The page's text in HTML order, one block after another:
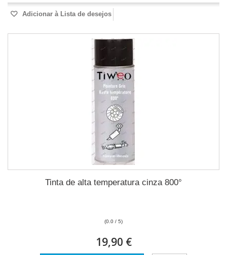
Adicionar à Lista de desejos
Tinta de alta temperatura cinza 800°
(0.0 / 5)
19,90 €